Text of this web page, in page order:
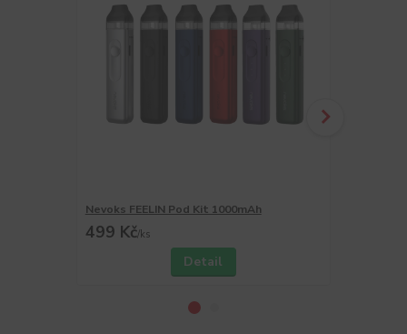
Nevoks FEELIN Pod Kit 1000mAh
499 Kč/ks
Detail